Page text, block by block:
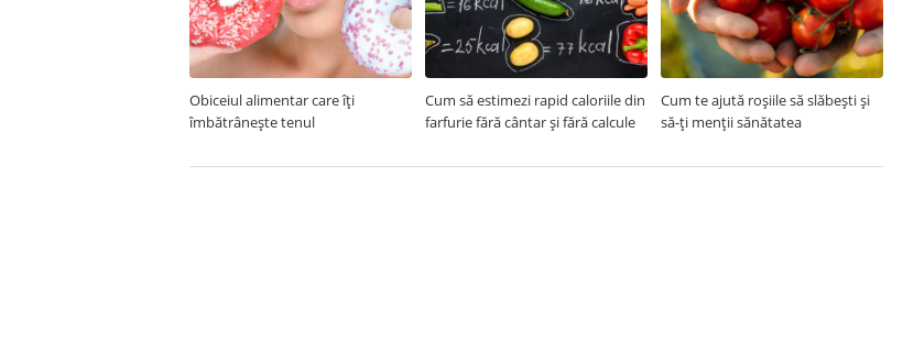
Obiceiul alimentar care îți
îmbătrânește tenul
Cum să estimezi rapid caloriile din
farfurie fără cântar și fără calcule
Cum te ajută roșiile să slăbești și
să-ți menții sănătatea